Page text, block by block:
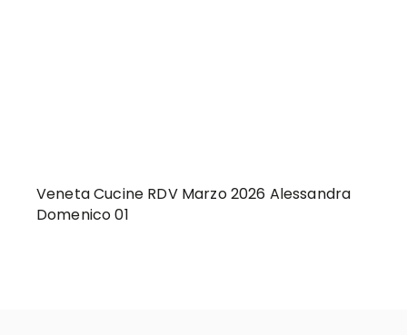
Veneta Cucine RDV Marzo 2026 Alessandra
Domenico 01